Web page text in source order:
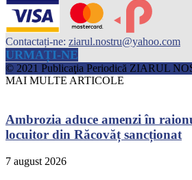
Contactați-ne: ziarul.nostru@yahoo.com
URMAȚI-NE
© 2021 Publicaţia Periodică ZIARUL
MAI MULTE ARTICOLE
Ambrozia aduce amenzi în
locuitor din Răcovăț sancționat
7 august 2026